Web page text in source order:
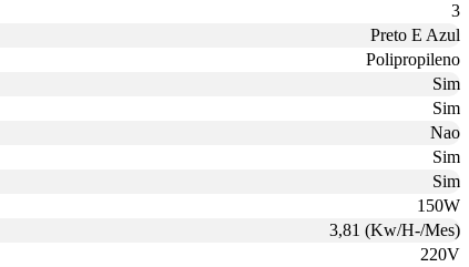
3
Preto E Azul
Polipropileno
Sim
Sim
Nao
Sim
Sim
150W
3,81 (Kw/H-/Mes)
220V